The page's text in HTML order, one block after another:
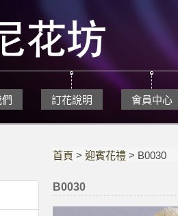
訂花說明 會員中心
首頁 >迎賓花禮 > B0030
B0030